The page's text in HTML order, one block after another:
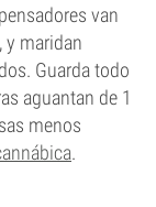
van
y maridan
Guarda todo
aguantan de 1
menos
.